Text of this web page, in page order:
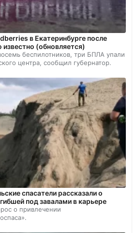
в Екатеринбурге после
(обновляется)
беспилотников, три БПЛА упали
центра, сообщил губернатор.
спасатели рассказали о
под завалами в карьере
о привлечении